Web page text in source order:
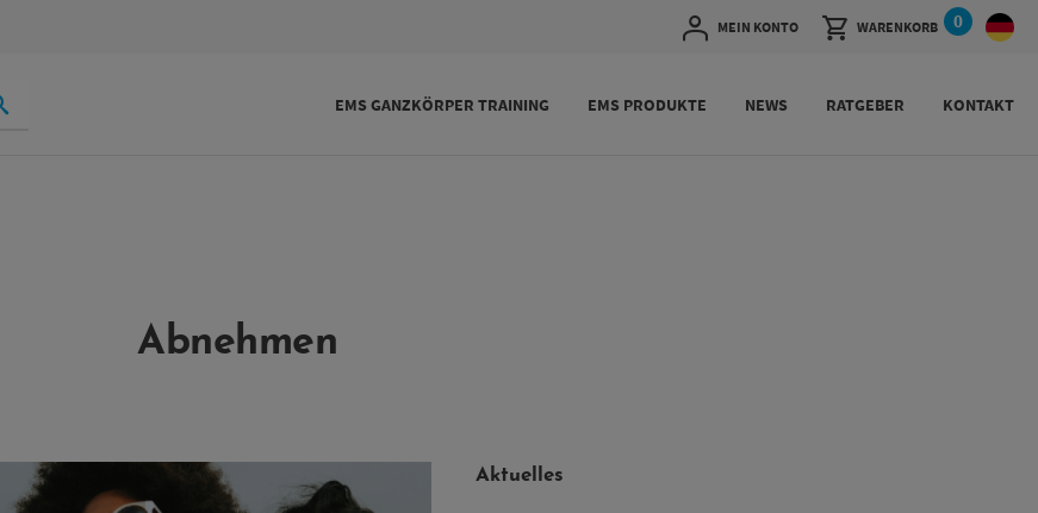
MEIN KONTO WARENKORB 0
EMS GANZKÖRPER TRAINING EMS PRODUKTE NEWS RATGEBER KONTAKT
Abnehmen
Aktuelles